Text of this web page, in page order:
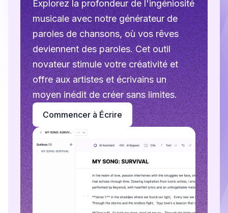
Explorez la profondeur de l'ingéniosité
musicale avec notre générateur de
paroles de chansons, où vos rêves
deviennent des paroles. Cet outil
novateur stimule votre créativité et
offre aux artistes et écrivains un
moyen inédit de créer sans limites.
Commencer à Écrire